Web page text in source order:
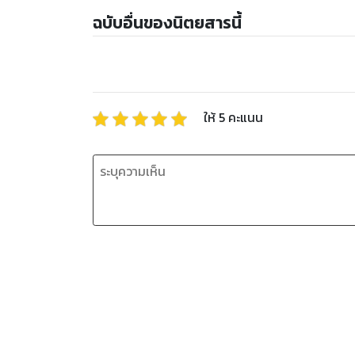
ฉบับอื่นของนิตยสารนี้
ให้ 5 คะแนน